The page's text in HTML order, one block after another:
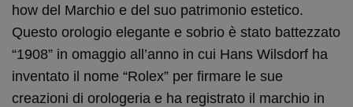
how del Marchio e del suo patrimonio estetico.
Questo orologio elegante e sobrio è stato battezzato
“1908” in omaggio all’anno in cui Hans Wilsdorf ha
inventato il nome “Rolex” per firmare le sue
creazioni di orologeria e ha registrato il marchio in